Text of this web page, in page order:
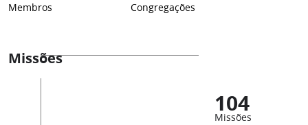
Membros Congregações
Missões
104
Missões